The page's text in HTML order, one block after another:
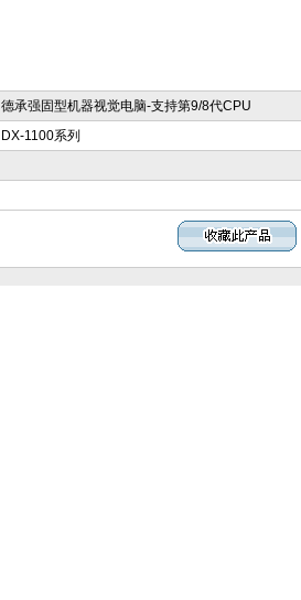
德承强固型机器视觉电脑-支持第9/8代CPU
DX-1100系列